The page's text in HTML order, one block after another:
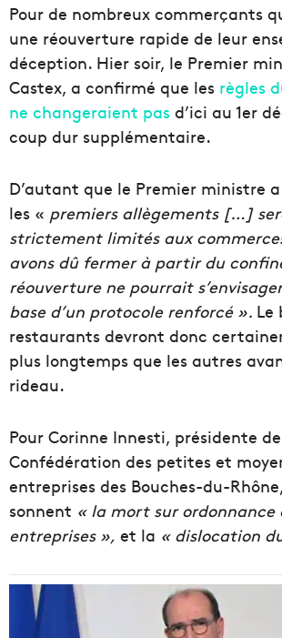
Pour de nombreux commerçants
une réouverture rapide de leur
déception. Hier soir, le Premier
Castex, a confirmé que les règles
ne changeraient pas d’ici au 1er
coup dur supplémentaire.
D’autant que le Premier ministre
les « premiers allègements […]
strictement limités aux
avons dû fermer à partir du
réouverture ne pourrait
base d’un protocole renforcé ». Le
restaurants devront donc
plus longtemps que les autres
rideau.
Pour Corinne Innesti, présidente
Confédération des petites et
entreprises des Bouches-du-
sonnent « la mort sur ordonnance
entreprises », et la « dislocation